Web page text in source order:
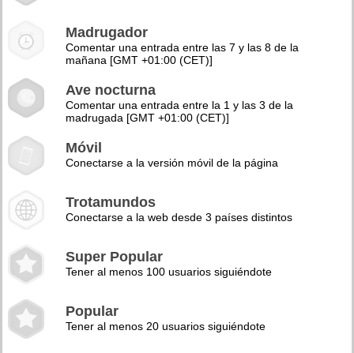
Madrugador
Comentar una entrada entre las 7 y las 8 de la
mañana [GMT +01:00 (CET)]
Ave nocturna
Comentar una entrada entre la 1 y las 3 de la
madrugada [GMT +01:00 (CET)]
Móvil
Conectarse a la versión móvil de la página
Trotamundos
Conectarse a la web desde 3 países distintos
Super Popular
Tener al menos 100 usuarios siguiéndote
Popular
Tener al menos 20 usuarios siguiéndote